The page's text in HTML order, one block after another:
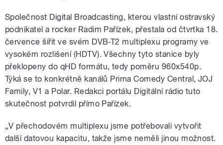
Společnost Digital Broadcasting, kterou vlastní ostravský
podnikatel a rocker Radim Pařízek, přestala od čtvrtka 18.
července šířit ve svém DVB-T2 multiplexu programy ve
vysokém rozlišení (HDTV). Všechny tyto stanice byly
překlopeny do qHD formátu, tedy poměru 960x540p.
Týká se to konkrétně kanálů Prima Comedy Central, JOJ
Family, V1 a Polar. Redakci portálu Digitální rádio tuto
skutečnost potvrdil přímo Pařízek.
„V přechodovém multiplexu jsme potřebovali vytvořit
další datovou kapacitu, takže jsme neměli jinou možnost.